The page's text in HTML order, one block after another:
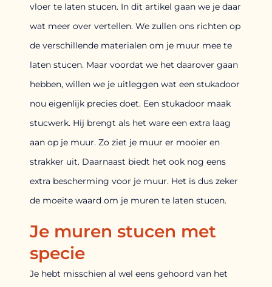
vloer te laten stucen. In dit artikel gaan we je daar
wat meer over vertellen. We zullen ons richten op
de verschillende materialen om je muur mee te
laten stucen. Maar voordat we het daarover gaan
hebben, willen we je uitleggen wat een stukadoor
nou eigenlijk precies doet. Een stukadoor maak
stucwerk. Hij brengt als het ware een extra laag
aan op je muur. Zo ziet je muur er mooier en
strakker uit. Daarnaast biedt het ook nog eens
extra bescherming voor je muur. Het is dus zeker
de moeite waard om je muren te laten stucen.
Je muren stucen met
specie
Je hebt misschien al wel eens gehoord van het